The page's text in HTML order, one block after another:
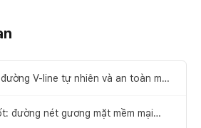
V-line tự nhiên và an toàn mà
đường nét gương mặt mềm mại